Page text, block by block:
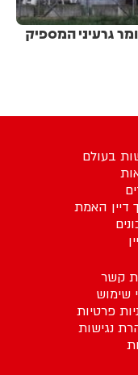
גרעיני המספיק
בעולם
דיין האמת
קשר
שימוש
פרטיות
נגישות